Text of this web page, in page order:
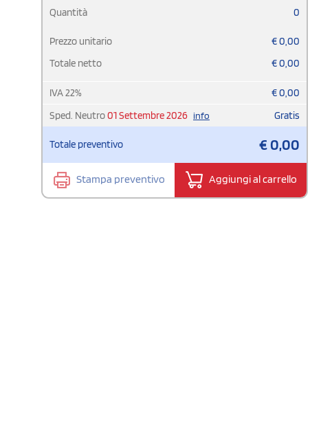
Quantità 0
Prezzo unitario €0,00
Totale netto
€0,00
IVA22% €0,00
Sped. Neutro01 Settembre 2026 info Gratis
Totale preventivo €0,00
Stampa preventivo Aggiungi al carrello